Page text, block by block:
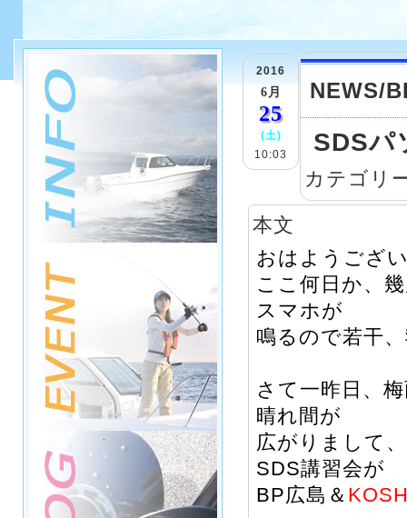
2016
6月
25
(土)
10:03
NEWS/
SDSパ
カテゴリ
本文
おはようござ
ここ何日か、
スマホが
鳴るので若干
さて一昨日、
晴れ間が
広がりまして
SDS講習会が
BP広島＆